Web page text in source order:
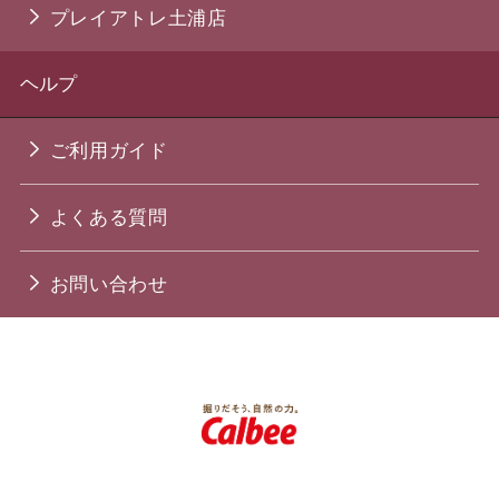
プレイアトレ土浦店
ヘルプ
ご利用ガイド
よくある質問
お問い合わせ